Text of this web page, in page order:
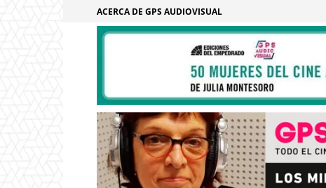
ACERCA DE GPS AUDIOVISUAL